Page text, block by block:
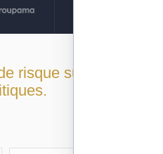
risque sur les